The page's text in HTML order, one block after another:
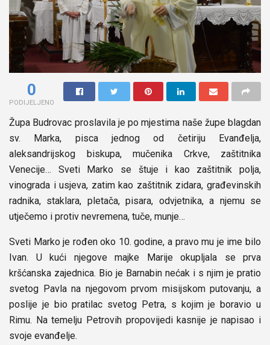
0
PODIJELJENO
Župa Budrovac proslavila je po mjestima naše župe blagdan
sv. Marka, pisca jednog od četiriju Evanđelja,
aleksandrijskog biskupa, mučenika Crkve, zaštitnika
Venecije… Sveti Marko se štuje i kao zaštitnik polja,
vinograda i usjeva, zatim kao zaštitnik zidara, građevinskih
radnika, staklara, pletača, pisara, odvjetnika, a njemu se
utječemo i protiv nevremena, tuče, munje…
Sveti Marko je rođen oko 10. godine, a pravo mu je ime bilo
Ivan. U kući njegove majke Marije okupljala se prva
kršćanska zajednica. Bio je Barnabin nećak i s njim je pratio
svetog Pavla na njegovom prvom misijskom putovanju, a
poslije je bio pratilac svetog Petra, s kojim je boravio u
Rimu. Na temelju Petrovih propovijedi kasnije je napisao i
svoje evanđelje.